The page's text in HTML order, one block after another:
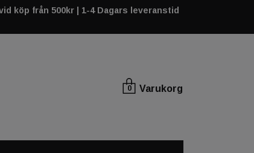
köp från 500kr | 1-4 Dagars leveranstid
0 Varukorg